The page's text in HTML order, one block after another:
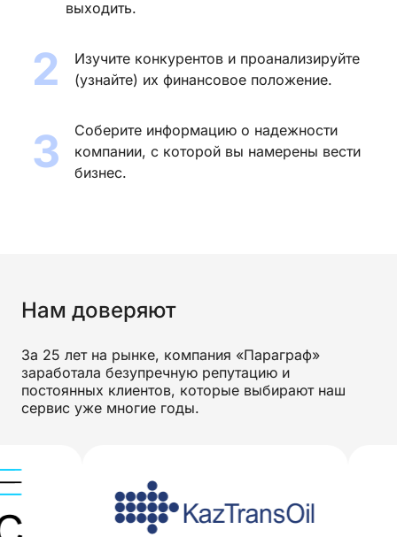
выходить.
2
Изучите конкурентов и проанализируйте
(узнайте) их финансовое положение.
3
Соберите информацию о надежности
компании, с которой вы намерены вести
бизнес.
Нам доверяют
За 25 лет на рынке, компания «Параграф»
заработала безупречную репутацию и
постоянных клиентов, которые выбирают наш
сервис уже многие годы.